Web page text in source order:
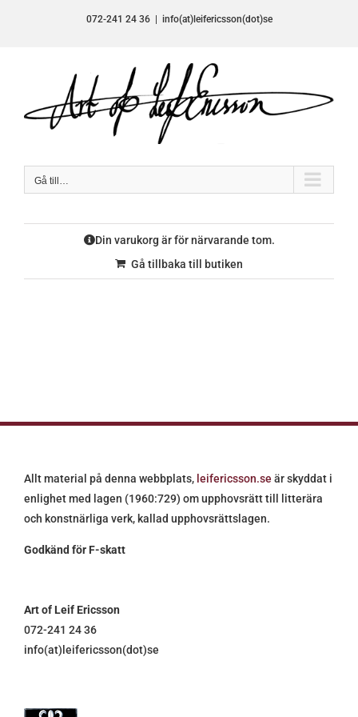
072-241 24 36 info(at)leifericsson(dot)se
Gå till…
Din varukorg är för närvarande tom.
Gå tillbaka till butiken
Allt material på denna webbplats, leifericsson.se är skyddat i
enlighet med lagen (1960:729) om upphovsrätt till litterära
och konstnärliga verk, kallad upphovsrättslagen.
Godkänd för F-skatt
Art of Leif Ericsson
072-241 24 36
info(at)leifericsson(dot)se